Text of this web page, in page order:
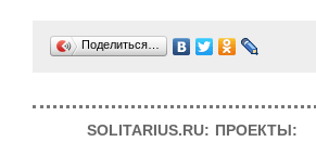
Поделиться…
SOLITARIUS.RU: ПРОЕКТЫ: